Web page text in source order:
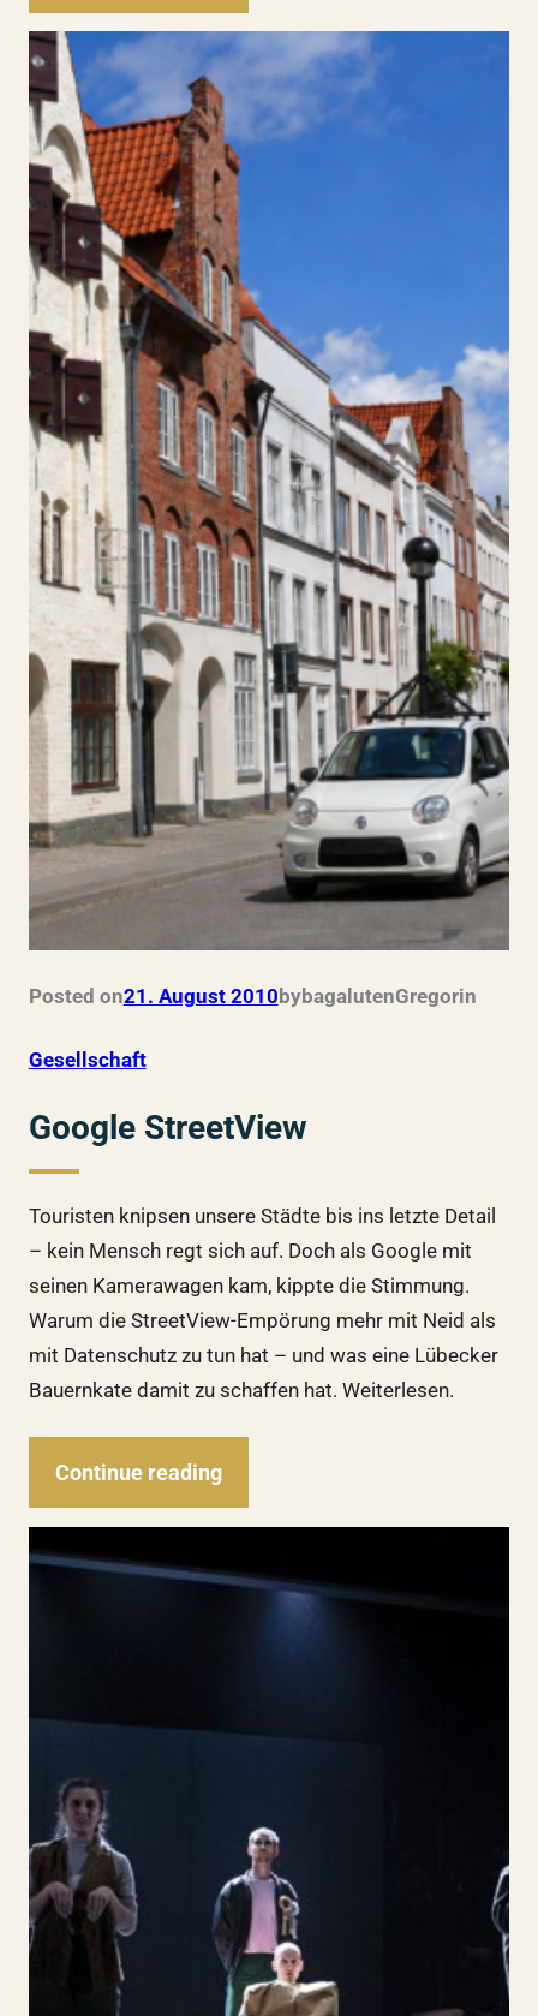
Posted on21. August 2010 bybagalutenGregorin
Gesellschaft
Google StreetView
Touristen knipsen unsere Städte bis ins letzte Detail
– kein Mensch regt sich auf. Doch als Google mit
seinen Kamerawagen kam, kippte die Stimmung.
Warum die StreetView-Empörung mehr mit Neid als
mit Datenschutz zu tun hat – und was eine Lübecker
Bauernkate damit zu schaffen hat. Weiterlesen.
Continue reading